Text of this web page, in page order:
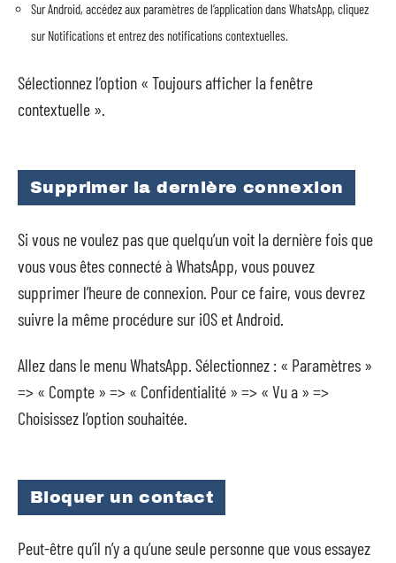
Sur Android, accédez aux paramètres de l’application dans WhatsApp, cliquez
sur Notifications et entrez des notifications contextuelles.
Sélectionnez l’option « Toujours afficher la fenêtre
contextuelle ».
Supprimer la dernière connexion
Si vous ne voulez pas que quelqu’un voit la dernière fois que
vous vous êtes connecté à WhatsApp, vous pouvez
supprimer l’heure de connexion. Pour ce faire, vous devrez
suivre la même procédure sur iOS et Android.
Allez dans le menu WhatsApp. Sélectionnez : « Paramètres »
=> « Compte » => « Confidentialité » => « Vu a » =>
Choisissez l’option souhaitée.
Bloquer un contact
Peut-être qu’il n’y a qu’une seule personne que vous essayez